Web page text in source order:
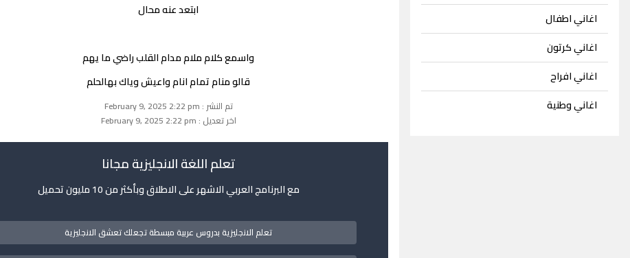
اغاني اطفال
اغاني كرتون
اغاني افراح
اغاني وطنية
ابتعد عنه محال
واسمع كلام ملام مدام القلب راضي ما يهم
قالو منام تمام انام واعيش وياك بهالحلم
تم النشر : February 9, 2025 2:22 pm
اخر تعديل : February 9, 2025 2:22 pm
تعلم اللغة الانجليزية مجانا
مع البرنامج العربي الاشهر على الاطلاق وبأكثر من 10 مليون تحميل
تعلم الانجليزية بدروس عربية مبسطة تجعلك تعشق الانجليزية